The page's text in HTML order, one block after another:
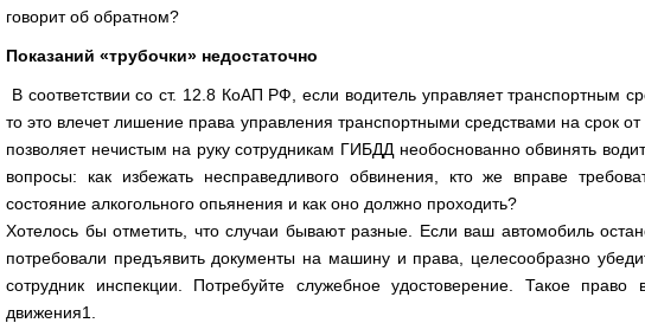
говорит об обратном?
Показаний «трубочки» недостаточно
В соответствии со ст. 12.8 КоАП РФ, если водитель управляет транспортным
то это влечет лишение права управления транспортными средствами на срок
позволяет нечистым на руку сотрудникам ГИБДД необоснованно обвинять
вопросы: как избежать несправедливого обвинения, кто же вправе
состояние алкогольного опьянения и как оно должно проходить?
Хотелось бы отметить, что случаи бывают разные. Если ваш автомобиль
потребовали предъявить документы на машину и права, целесообразно
сотрудник инспекции. Потребуйте служебное удостоверение. Такое
движения1.